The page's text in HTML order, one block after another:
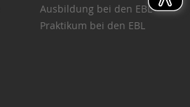
Ausbildung bei den EBL
Praktikum bei den EBL